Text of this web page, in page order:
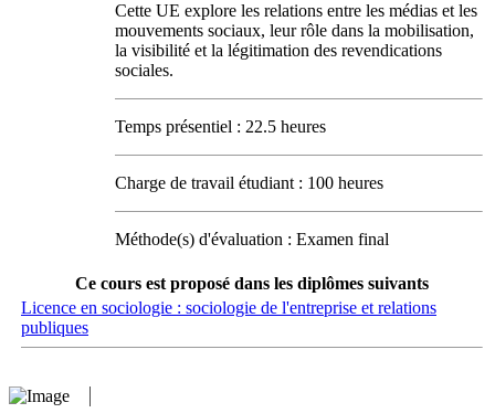
Cette UE explore les relations entre les médias et les
mouvements sociaux, leur rôle dans la mobilisation,
la visibilité et la légitimation des revendications
sociales.
Temps présentiel : 22.5 heures
Charge de travail étudiant : 100 heures
Méthode(s) d'évaluation : Examen final
Ce cours est proposé dans les diplômes suivants
Licence en sociologie : sociologie de l'entreprise et relations
publiques